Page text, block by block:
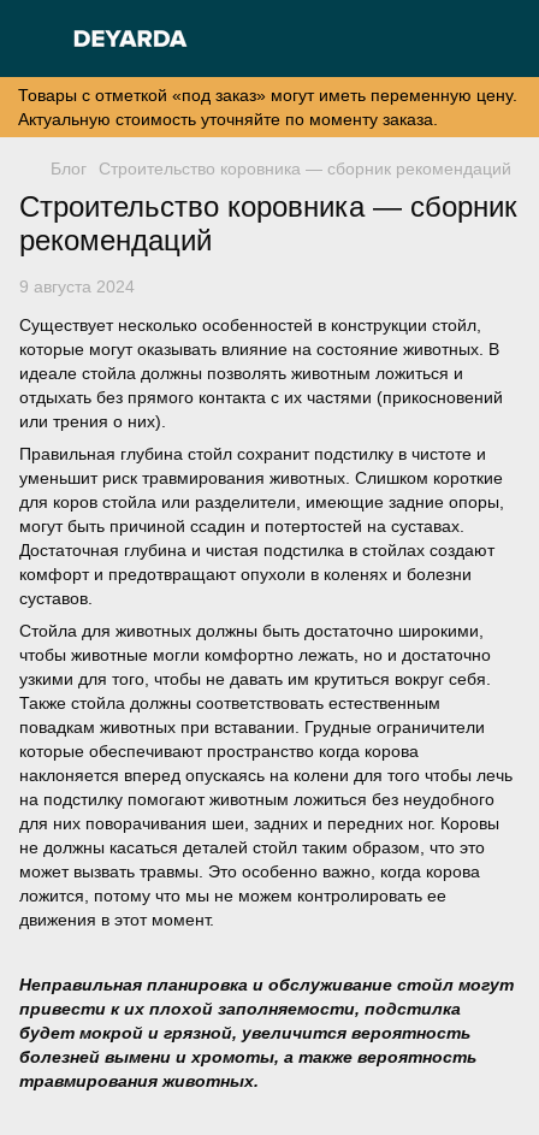
Товары с отметкой «под заказ» могут иметь переменную цену.
Актуальную стоимость уточняйте по моменту заказа.
Блог Строительство коровника — сборник рекомендаций
Строительство коровника — сборник
рекомендаций
9 августа 2024
Существует несколько особенностей в конструкции стойл,
которые могут оказывать влияние на состояние животных. В
идеале стойла должны позволять животным ложиться и
отдыхать без прямого контакта с их частями (прикосновений
или трения о них).
Правильная глубина стойл сохранит подстилку в чистоте и
уменьшит риск травмирования животных. Слишком короткие
для коров стойла или разделители, имеющие задние опоры,
могут быть причиной ссадин и потертостей на суставах.
Достаточная глубина и чистая подстилка в стойлах создают
комфорт и предотвращают опухоли в коленях и болезни
суставов.
Стойла для животных должны быть достаточно широкими,
чтобы животные могли комфортно лежать, но и достаточно
узкими для того, чтобы не давать им крутиться вокруг себя.
Также стойла должны соответствовать естественным
повадкам животных при вставании. Грудные ограничители
которые обеспечивают пространство когда корова
наклоняется вперед опускаясь на колени для того чтобы лечь
на подстилку помогают животным ложиться без неудобного
для них поворачивания шеи, задних и передних ног. Коровы
не должны касаться деталей стойл таким образом, что это
может вызвать травмы. Это особенно важно, когда корова
ложится, потому что мы не можем контролировать ее
движения в этот момент.
Неправильная планировка и обслуживание стойл могут
привести к их плохой заполняемости, подстилка
будет мокрой и грязной, увеличится вероятность
болезней вымени и хромоты, а также вероятность
травмирования животных.